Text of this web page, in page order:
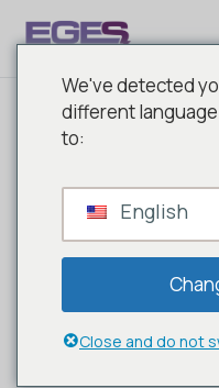
KATEGORI
We've detected
different
to:
English
Close and do not